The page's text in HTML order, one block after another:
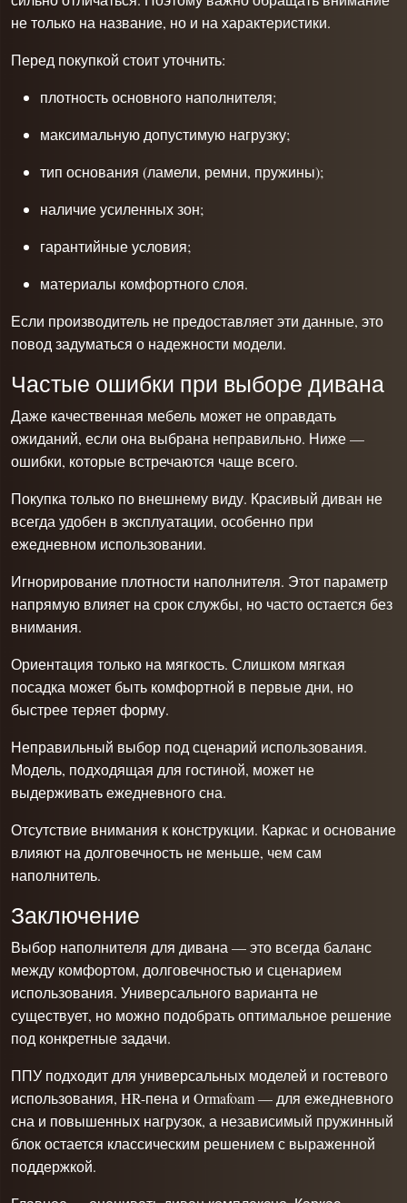
не только на название, но и на характеристики.
Перед покупкой стоит уточнить:
плотность основного наполнителя;
максимальную допустимую нагрузку;
тип основания (ламели, ремни, пружины);
наличие усиленных зон;
гарантийные условия;
материалы комфортного слоя.
Если производитель не предоставляет эти данные, это
повод задуматься о надежности модели.
Частые ошибки при выборе дивана
Даже качественная мебель может не оправдать
ожиданий, если она выбрана неправильно. Ниже —
ошибки, которые встречаются чаще всего.
Покупка только по внешнему виду. Красивый диван не
всегда удобен в эксплуатации, особенно при
ежедневном использовании.
Игнорирование плотности наполнителя. Этот параметр
напрямую влияет на срок службы, но часто остается без
внимания.
Ориентация только на мягкость. Слишком мягкая
посадка может быть комфортной в первые дни, но
быстрее теряет форму.
Неправильный выбор под сценарий использования.
Модель, подходящая для гостиной, может не
выдерживать ежедневного сна.
Отсутствие внимания к конструкции. Каркас и основание
влияют на долговечность не меньше, чем сам
наполнитель.
Заключение
Выбор наполнителя для дивана — это всегда баланс
между комфортом, долговечностью и сценарием
использования. Универсального варианта не
существует, но можно подобрать оптимальное решение
под конкретные задачи.
ППУ подходит для универсальных моделей и гостевого
использования, HR-пена и Ormafoam — для ежедневного
сна и повышенных нагрузок, а независимый пружинный
блок остается классическим решением с выраженной
поддержкой.